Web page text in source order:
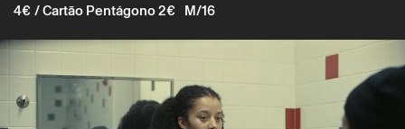
4€/ Cartão Pentágono 2€ M/16